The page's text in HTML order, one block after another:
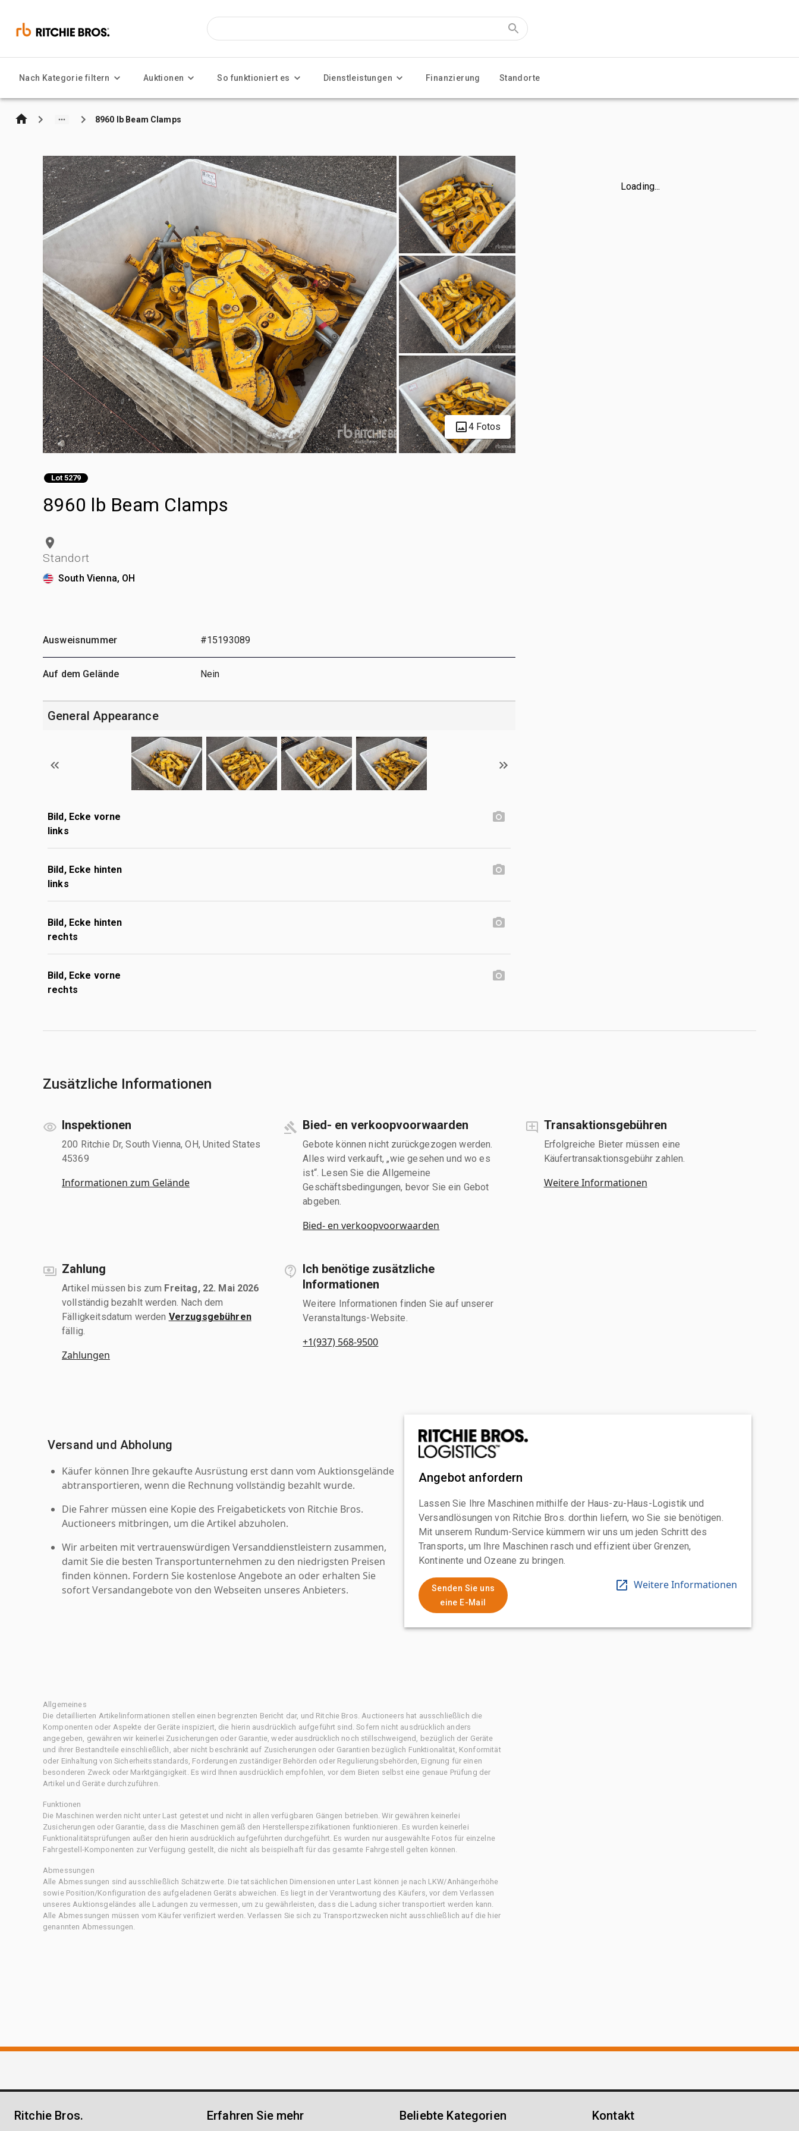
Nach Kategorie filtern Auktionen So funktioniert es Dienstleistungen Finanzierung Standorte
8960 lb Beam Clamps
4 Fotos
Lot 5279
8960 lb Beam Clamps
Standort
South Vienna, OH
Loading...
Ausweisnummer #15193089
Auf dem Gelände Nein
General Appearance
Bild, Ecke vorne
links
Bild, Ecke hinten
links
Bild, Ecke hinten
rechts
Bild, Ecke vorne
rechts
Zusätzliche Informationen
Inspektionen
200 Ritchie Dr, South Vienna, OH, United States
45369
Informationen zum Gelände
Bied- en verkoopvoorwaarden
Gebote können nicht zurückgezogen werden.
Alles wird verkauft, „wie gesehen und wo es
ist“. Lesen Sie die Allgemeine
Geschäftsbedingungen, bevor Sie ein Gebot
abgeben.
Bied- en verkoopvoorwaarden
Transaktionsgebühren
Erfolgreiche Bieter müssen eine
Käufertransaktionsgebühr zahlen.
Weitere Informationen
Zahlung
Artikel müssen bis zum Freitag, 22. Mai 2026
vollständig bezahlt werden. Nach dem
Fälligkeitsdatum werden Verzugsgebühren
fällig.
Zahlungen
Ich benötige zusätzliche
Informationen
Weitere Informationen finden Sie auf unserer
Veranstaltungs-Website.
+1(937) 568-9500
Versand und Abholung
Käufer können Ihre gekaufte Ausrüstung erst dann vom Auktionsgelände
abtransportieren, wenn die Rechnung vollständig bezahlt wurde.
Die Fahrer müssen eine Kopie des Freigabetickets von Ritchie Bros.
Auctioneers mitbringen, um die Artikel abzuholen.
Wir arbeiten mit vertrauenswürdigen Versanddienstleistern zusammen,
damit Sie die besten Transportunternehmen zu den niedrigsten Preisen
finden können. Fordern Sie kostenlose Angebote an oder erhalten Sie
sofort Versandangebote von den Webseiten unseres Anbieters.
Angebot anfordern
Lassen Sie Ihre Maschinen mithilfe der Haus-zu-Haus-Logistik und
Versandlösungen von Ritchie Bros. dorthin liefern, wo Sie sie benötigen.
Mit unserem Rundum-Service kümmern wir uns um jeden Schritt des
Transports, um Ihre Maschinen rasch und effizient über Grenzen,
Kontinente und Ozeane zu bringen.
Senden Sie uns
eine E-Mail
Weitere Informationen
Allgemeines
Die detaillierten Artikelinformationen stellen einen begrenzten Bericht dar, und Ritchie Bros. Auctioneers hat ausschließlich die
Komponenten oder Aspekte der Geräte inspiziert, die hierin ausdrücklich aufgeführt sind. Sofern nicht ausdrücklich anders
angegeben, gewähren wir keinerlei Zusicherungen oder Garantie, weder ausdrücklich noch stillschweigend, bezüglich der Geräte
und ihrer Bestandteile einschließlich, aber nicht beschränkt auf Zusicherungen oder Garantien bezüglich Funktionalität, Konformität
oder Einhaltung von Sicherheitsstandards, Forderungen zuständiger Behörden oder Regulierungsbehörden, Eignung für einen
besonderen Zweck oder Marktgängigkeit. Es wird Ihnen ausdrücklich empfohlen, vor dem Bieten selbst eine genaue Prüfung der
Artikel und Geräte durchzuführen.
Funktionen
Die Maschinen werden nicht unter Last getestet und nicht in allen verfügbaren Gängen betrieben. Wir gewähren keinerlei
Zusicherungen oder Garantie, dass die Maschinen gemäß den Herstellerspezifikationen funktionieren. Es wurden keinerlei
Funktionalitätsprüfungen außer den hierin ausdrücklich aufgeführten durchgeführt. Es wurden nur ausgewählte Fotos für einzelne
Fahrgestell-Komponenten zur Verfügung gestellt, die nicht als beispielhaft für das gesamte Fahrgestell gelten können.
Abmessungen
Alle Abmessungen sind ausschließlich Schätzwerte. Die tatsächlichen Dimensionen unter Last können je nach LKW/Anhängerhöhe
sowie Position/Konfiguration des aufgeladenen Geräts abweichen. Es liegt in der Verantwortung des Käufers, vor dem Verlassen
unseres Auktionsgeländes alle Ladungen zu vermessen, um zu gewährleisten, dass die Ladung sicher transportiert werden kann.
Alle Abmessungen müssen vom Käufer verifiziert werden. Verlassen Sie sich zu Transportzwecken nicht ausschließlich auf die hier
genannten Abmessungen.
Ritchie Bros. Erfahren Sie mehr Beliebte Kategorien Kontakt